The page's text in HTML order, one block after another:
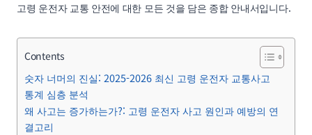
고령 운전자 교통 안전에 대한 모든 것을 담은 종합 안내서입니다.
Contents
숫자 너머의 진실: 2025-2026 최신 고령 운전자 교통사고
통계 심층 분석
왜 사고는 증가하는가?: 고령 운전자 사고 원인과 예방의 연
결고리